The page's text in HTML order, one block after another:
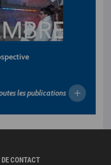
les publications
CONTACT